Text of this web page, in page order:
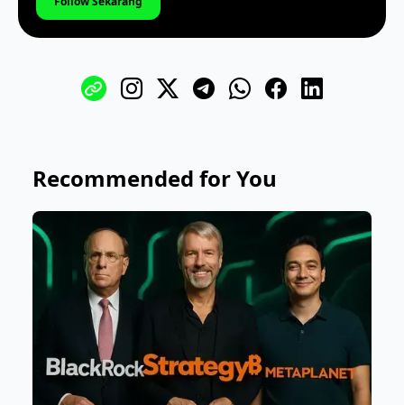
Recommended for You